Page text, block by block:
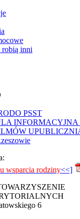
robią inni
PSST
INFORMACYJNA
wsparcia rodziny<<]
6